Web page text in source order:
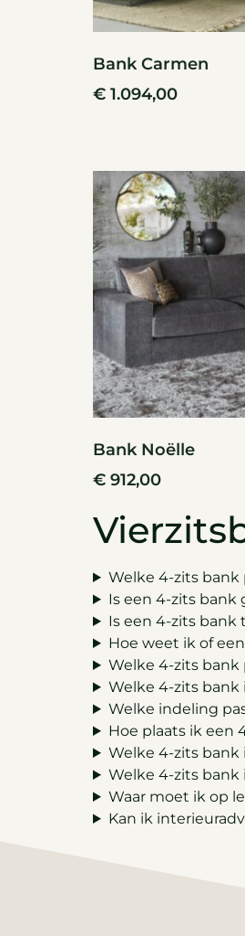
Bank Carmen
€ 1.094,00
Bank Noëlle
€ 912,00
Welke 4-zits
Is een 4-zits bank
Is een 4-zits bank
Hoe weet ik of
Welke 4-zits
Welke 4-zits bank
Welke indeling
Hoe plaats ik een
Welke 4-zits
Welke 4-zits
Waar moet ik op
Kan ik